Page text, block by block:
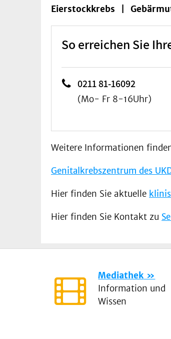
Eierstockkrebs |
So erreichen Sie
0211 81-16092
(Mo- Fr 8-16Uhr)
Weitere Informationen
Genitalkrebszentrum des
Hier finden Sie aktuelle
Hier finden Sie Kontakt zu
Mediathek
Information und
Wissen